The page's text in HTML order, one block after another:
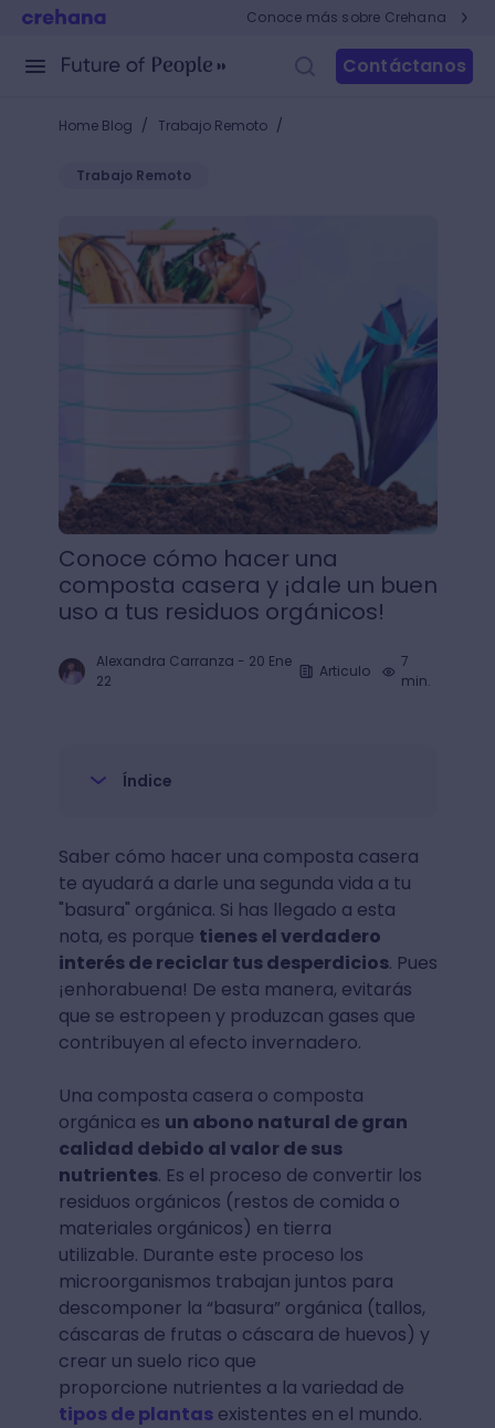
Conoce más sobre Crehana
Contáctanos
Home Blog / Trabajo Remoto /
Trabajo Remoto
Conoce cómo hacer una composta casera y ¡dale
Conoce cómo hacer una
composta casera y ¡dale un buen
uso a tus residuos orgánicos!
Alexandra Carranza - 20 Ene
22
Articulo
7
min.
Índice
Saber cómo hacer una composta casera
te ayudará a darle una segunda vida a tu
"basura" orgánica. Si has llegado a esta
nota, es porque tienes el verdadero
interés de reciclar tus desperdicios. Pues
¡enhorabuena! De esta manera, evitarás
que se estropeen y produzcan gases que
contribuyen al efecto invernadero.
Una composta casera o composta
orgánica es un abono natural de gran
calidad debido al valor de sus
nutrientes. Es el proceso de convertir los
residuos orgánicos (restos de comida o
materiales orgánicos) en tierra
utilizable. Durante este proceso los
microorganismos trabajan juntos para
descomponer la “basura” orgánica (tallos,
cáscaras de frutas o cáscara de huevos) y
crear un suelo rico que
proporcione nutrientes a la variedad de
tipos de plantasexistentes en el mundo.